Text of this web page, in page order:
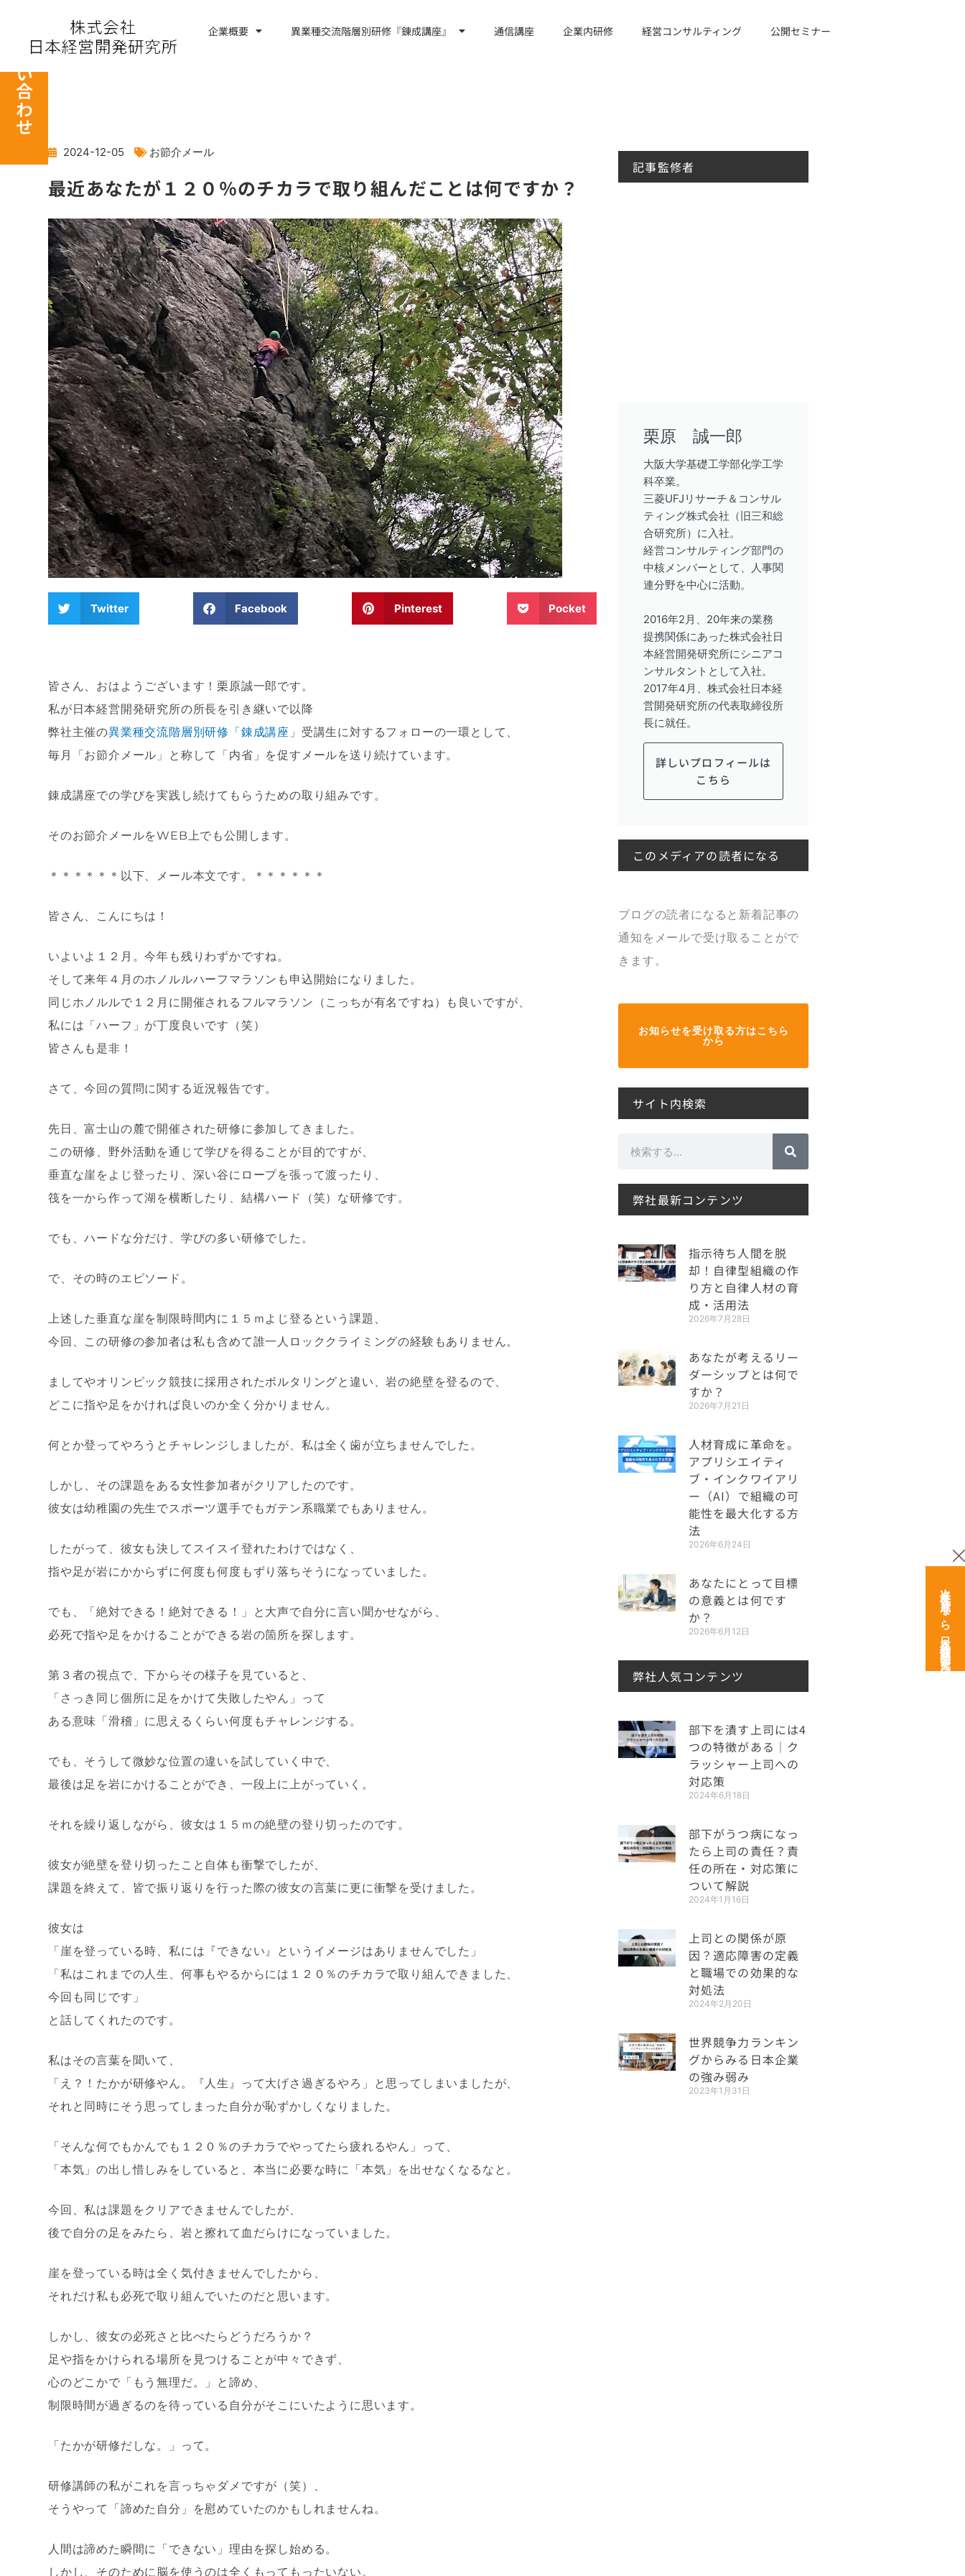
キ
企業概要 異業種交流階層別研修『錬成講座』 通信講座 企業内研修 経営コンサルティング 公開セミナー
お問い合わせ
2024-12-05 お節介メール
最近あなたが１２０％のチカラで取り組んだことは何ですか？
Twitter Facebook Pinterest Pocket
皆さん、おはようございます！栗原誠一郎です。
私が日本経営開発研究所の所長を引き継いで以降
弊社主催の異業種交流階層別研修「錬成講座」 受講生に対するフォローの一環として、
毎月「お節介メール」と称して「内省」を促すメールを送り続けています。
錬成講座での学びを実践し続けてもらうための取り組みです。
そのお節介メールをWEB上でも公開します。
＊＊＊＊＊＊以下、メール本文です。＊＊＊＊＊＊
皆さん、こんにちは！
いよいよ１２月。今年も残りわずかですね。
そして来年４月のホノルルハーフマラソンも申込開始になりました。
同じホノルルで１２月に開催されるフルマラソン（こっちが有名ですね）も良いですが、
私には「ハーフ」が丁度良いです（笑）
皆さんも是非！
さて、今回の質問に関する近況報告です。
先日、富士山の麓で開催された研修に参加してきました。
この研修、野外活動を通じて学びを得ることが目的ですが、
垂直な崖をよじ登ったり、深い谷にロープを張って渡ったり、
筏を一から作って湖を横断したり、結構ハード（笑）な研修です。
でも、ハードな分だけ、学びの多い研修でした。
で、その時のエピソード。
上述した垂直な崖を制限時間内に１５ｍよじ登るという課題、
今回、この研修の参加者は私も含めて誰一人ロッククライミングの経験もありません。
ましてやオリンピック競技に採用されたボルタリングと違い、岩の絶壁を登るので、
どこに指や足をかければ良いのか全く分かりません。
何とか登ってやろうとチャレンジしましたが、私は全く歯が立ちませんでした。
しかし、その課題をある女性参加者がクリアしたのです。
彼女は幼稚園の先生でスポーツ選手でもガテン系職業でもありません。
したがって、彼女も決してスイスイ登れたわけではなく、
指や足が岩にかからずに何度も何度もずり落ちそうになっていました。
でも、「絶対できる！絶対できる！」と大声で自分に言い聞かせながら、
必死で指や足をかけることができる岩の箇所を探します。
第３者の視点で、下からその様子を見ていると、
「さっき同じ個所に足をかけて失敗したやん」って
ある意味「滑稽」に思えるくらい何度もチャレンジする。
でも、そうして微妙な位置の違いを試していく中で、
最後は足を岩にかけることができ、一段上に上がっていく。
それを繰り返しながら、彼女は１５ｍの絶壁の登り切ったのです。
彼女が絶壁を登り切ったこと自体も衝撃でしたが、
課題を終えて、皆で振り返りを行った際の彼女の言葉に更に衝撃を受けました。
彼女は
「崖を登っている時、私には『できない』というイメージはありませんでした」
「私はこれまでの人生、何事もやるからには１２０％のチカラで取り組んできました、
今回も同じです」
と話してくれたのです。
私はその言葉を聞いて、
「え？！たかが研修やん。『人生』って大げさ過ぎるやろ」と思ってしまいましたが、
それと同時にそう思ってしまった自分が恥ずかしくなりました。
「そんな何でもかんでも１２０％のチカラでやってたら疲れるやん」って、
「本気」の出し惜しみをしていると、本当に必要な時に「本気」を出せなくなるなと。
今回、私は課題をクリアできませんでしたが、
後で自分の足をみたら、岩と擦れて血だらけになっていました。
崖を登っている時は全く気付きませんでしたから、
それだけ私も必死で取り組んでいたのだと思います。
しかし、彼女の必死さと比べたらどうだろうか？
足や指をかけられる場所を見つけることが中々できず、
心のどこかで「もう無理だ。」と諦め、
制限時間が過ぎるのを待っている自分がそこにいたように思います。
「たかが研修だしな。」って。
研修講師の私がこれを言っちゃダメですが（笑）、
そうやって「諦めた自分」を慰めていたのかもしれませんね。
人間は諦めた瞬間に「できない」理由を探し始める。
しかし、そのために脳を使うのは全くもってもったいない。
記事監修者
栗原 誠一郎
大阪大学基礎工学部化学工学
科卒業。
三菱UFJリサーチ＆コンサル
ティング株式会社（旧三和総
合研究所）に入社。
経営コンサルティング部門の
中核メンバーとして、人事関
連分野を中心に活動。
2016年2月、20年来の業務
提携関係にあった株式会社日
本経営開発研究所にシニアコ
ンサルタントとして入社。
2017年4月、株式会社日本経
営開発研究所の代表取締役所
長に就任。
詳しいプロフィールは
こちら
このメディアの読者になる
ブログの読者になると新着記事の
通知をメールで受け取ることがで
きます。
お知らせを受け取る方はこちら
から
サイト内検索
弊社最新コンテンツ
指示待ち人間を脱
却！自律型組織の作
り方と自律人材の育
成・活用法
2026年7月28日
あなたが考えるリー
ダーシップとは何で
すか？
2026年7月21日
人材育成に革命を。
アプリシエイティ
ブ・インクワイアリ
ー（AI）で組織の可
能性を最大化する方
法
2026年6月24日
あなたにとって目標
の意義とは何です
か？
2026年6月12日
弊社人気コンテンツ
部下を潰す上司には4
つの特徴がある｜ク
ラッシャー上司への
対応策
2024年6月18日
部下がうつ病になっ
たら上司の責任？責
任の所在・対応策に
ついて解説
2024年1月16日
上司との関係が原
因？適応障害の定義
と職場での効果的な
対処法
2024年2月20日
世界競争力ランキン
グからみる日本企業
の強み弱み
2023年1月31日
次世代育成なら日本経営開発研究所